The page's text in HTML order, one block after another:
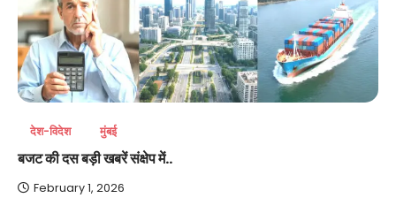
देश-विदेश मुंबई
बजट की दस बड़ी खबरें संक्षेप में..
February 1, 2026